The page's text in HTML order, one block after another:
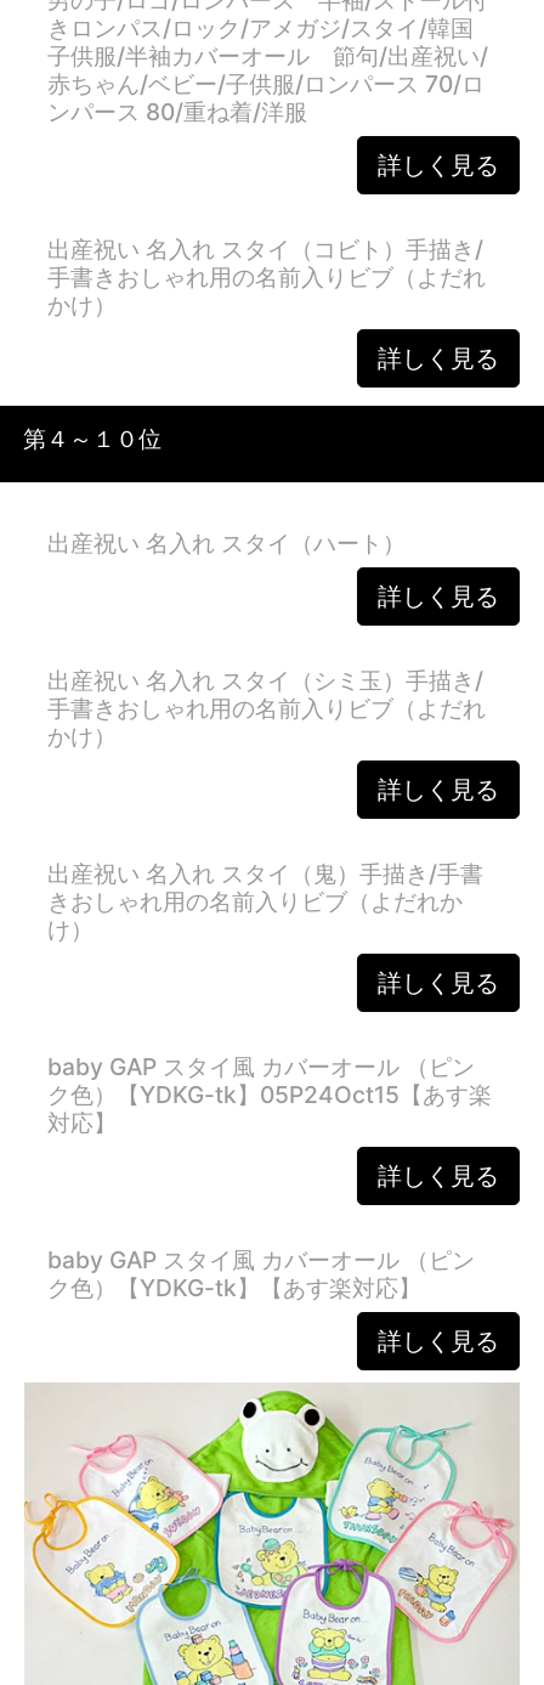
きロンパス/ロック/アメガジ/スタイ/韓国
子供服/半袖カバーオール 節句/出産祝い/
赤ちゃん/ベビー/子供服/ロンパース 70/ロ
ンパース 80/重ね着/洋服
詳しく見る
出産祝い 名入れ スタイ（コビト）手描き/
手書きおしゃれ用の名前入りビブ（よだれ
かけ）
詳しく見る
第４～１０位
出産祝い 名入れ スタイ（ハート）
詳しく見る
出産祝い 名入れ スタイ（シミ玉）手描き/
手書きおしゃれ用の名前入りビブ（よだれ
かけ）
詳しく見る
出産祝い 名入れ スタイ（鬼）手描き/手書
きおしゃれ用の名前入りビブ（よだれか
け）
詳しく見る
baby GAP スタイ風 カバーオール （ピン
ク色）【YDKG-tk】05P24Oct15【あす楽
対応】
詳しく見る
baby GAP スタイ風 カバーオール （ピン
ク色）【YDKG-tk】【あす楽対応】
詳しく見る